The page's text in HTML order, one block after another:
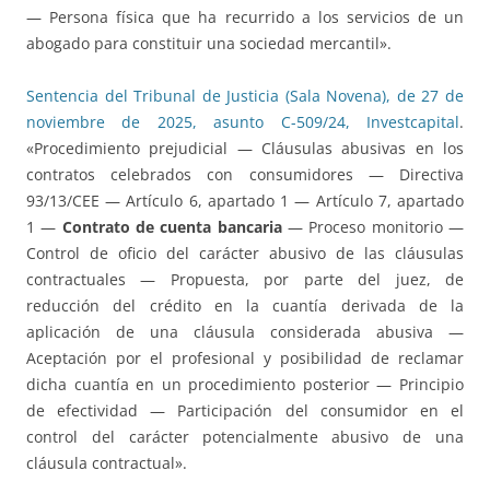
— Persona física que ha recurrido a los servicios de un
abogado para constituir una sociedad mercantil».
Sentencia del Tribunal de Justicia (Sala Novena), de 27 de
noviembre de 2025, asunto C-509/24, Investcapital.
«Procedimiento prejudicial — Cláusulas abusivas en los
contratos celebrados con consumidores — Directiva
93/13/CEE — Artículo 6, apartado 1 — Artículo 7, apartado
1 — Contrato de cuenta bancaria— Proceso monitorio —
Control de oficio del carácter abusivo de las cláusulas
contractuales — Propuesta, por parte del juez, de
reducción del crédito en la cuantía derivada de la
aplicación de una cláusula considerada abusiva —
Aceptación por el profesional y posibilidad de reclamar
dicha cuantía en un procedimiento posterior — Principio
de efectividad — Participación del consumidor en el
control del carácter potencialmente abusivo de una
cláusula contractual».